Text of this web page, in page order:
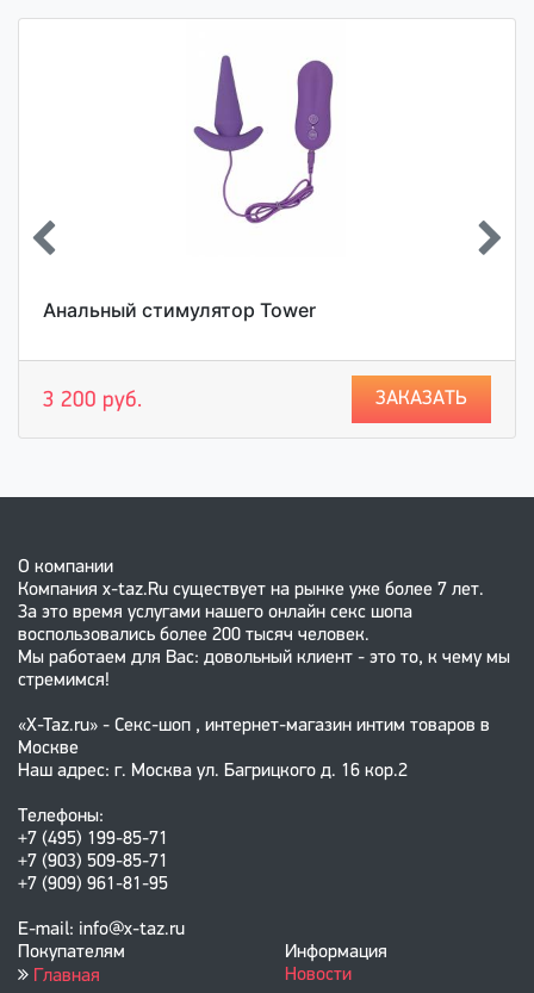
Анальный стимулятор Tower
3 200 руб. ЗАКАЗАТЬ
О компании
Компания x-taz.Ru существует на рынке уже более 7 лет.
За это время услугами нашего онлайн секс шопа
воспользовались более 200 тысяч человек.
Мы работаем для Вас: довольный клиент - это то, к чему мы
стремимся!
«X-Taz.ru» - Секс-шоп , интернет-магазин интим товаров в
Москве
Наш адрес: г. Москва ул. Багрицкого д. 16 кор.2
Телефоны:
+7 (495) 199-85-71
+7 (903) 509-85-71
+7 (909) 961-81-95
E-mail: info@x-taz.ru
Покупателям
Главная
Информация
Новости